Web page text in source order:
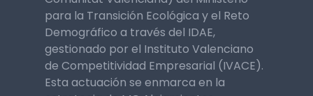
para la Transición Ecológica y el Reto
Demográfico a través del IDAE,
gestionado por el Instituto Valenciano
de Competitividad Empresarial (IVACE).
Esta actuación se enmarca en la